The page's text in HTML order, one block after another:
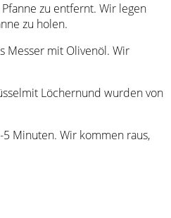
zu entfernt. Wir legen
zu holen.
Messer mit Olivenöl. Wir
Löchernund wurden von
Minuten. Wir kommen raus,